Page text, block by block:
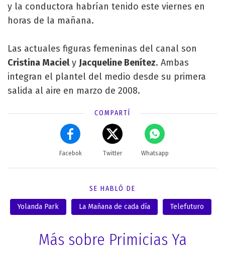
y la conductora habrían tenido este viernes en
horas de la mañana.
Las actuales figuras femeninas del canal son
Cristina Maciely Jacqueline Benítez. Ambas
integran el plantel del medio desde su primera
salida al aire en marzo de 2008.
COMPARTÍ
Facebok Twitter Whatsapp
SE HABLÓ DE
Yolanda Park La Mañana de cada día Telefuturo
Más sobre Primicias Ya